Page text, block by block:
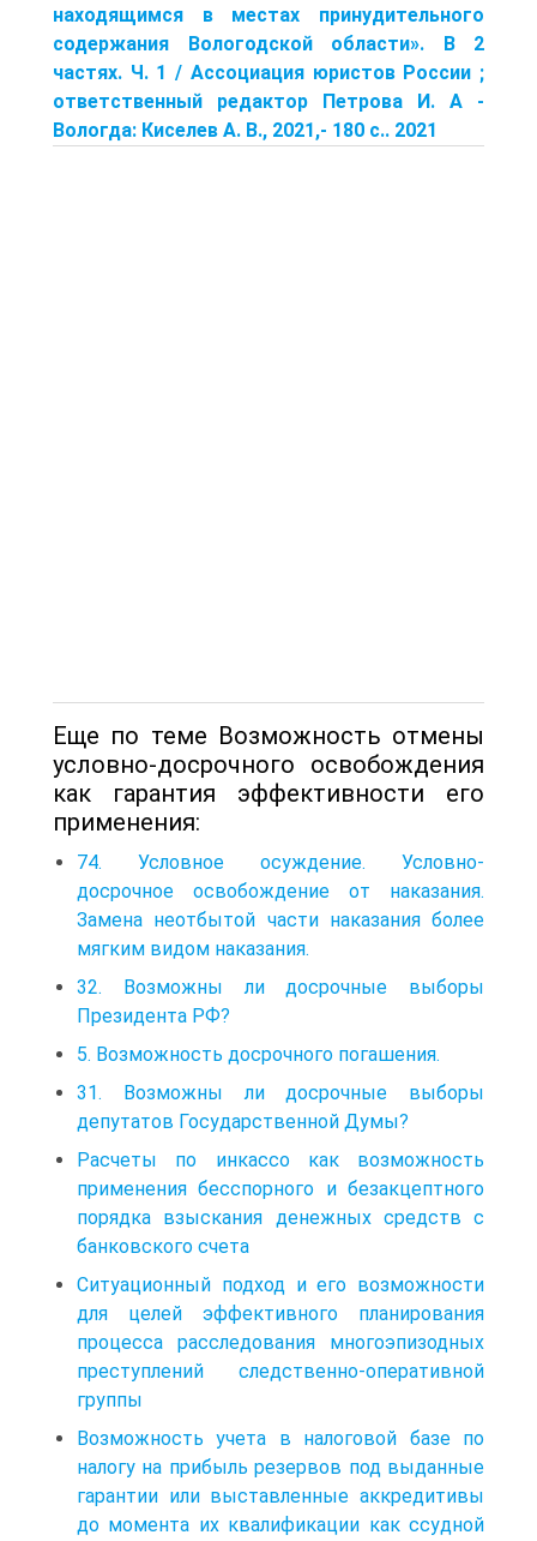
находя­щимся в местах принудительного
содержания Вологодской области». В 2
частях. Ч. 1 / Ассоциация юристов России ;
ответственный редак­тор Петрова И. А -
Вологда: Киселев А. В., 2021,- 180 с.. 2021
Еще по теме Возможность отмены
условно-досрочного освобождения
как гарантия эффективности его
применения:
74. Условное осуждение. Условно-
досрочное освобождение от наказания.
Замена неотбытой части наказания более
мягким видом наказания.
32. Возможны ли досрочные выборы
Президента РФ?
5. Возможность досрочного погашения.
31. Возможны ли досрочные выборы
депутатов Государственной Думы?
Расчеты по инкассо как возможность
применения бесспорного и безакцептного
порядка взыскания денежных средств с
банковского счета
Ситуационный подход и его возможности
для целей эффективного планирования
процесса расследования многоэпизодных
преступлений следственно-оперативной
группы
Возможность учета в налоговой базе по
налогу на прибыль резервов под выданные
гарантии или выставленные аккредитивы
до момента их квалификации как ссудной